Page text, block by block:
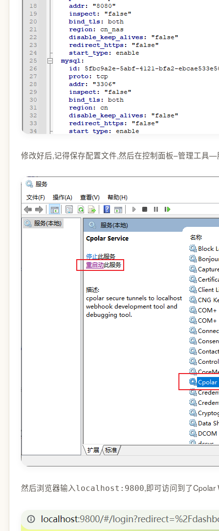
修改好后,记得保存配置文件,然后在控制面板–管理工具
然后浏览器输入localhost:9800,即可访问到了